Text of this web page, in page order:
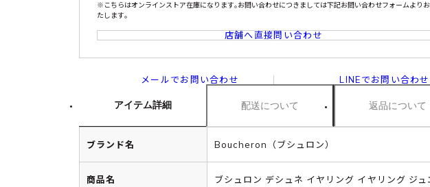
※こちらはオンラインストア在庫になります｡お問い合わせにつきましては下記お問い合わせフォームより
たします｡
店舗へ直接問い合わせ
メールでお問い合わせ LINEでお問い合わせ
アイテム詳細 配送について 返品について
ブランド名 Boucheron（ブシュロン）
商品名
ブシュロン デシュネ イヤリング イヤリング ジュ